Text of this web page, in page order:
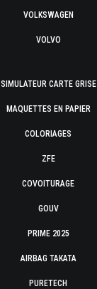
VOLKSWAGEN
VOLVO
SIMULATEUR CARTE GRISE
MAQUETTES EN PAPIER
COLORIAGES
ZFE
COVOITURAGE
GOUV
PRIME 2025
AIRBAG TAKATA
PURETECH